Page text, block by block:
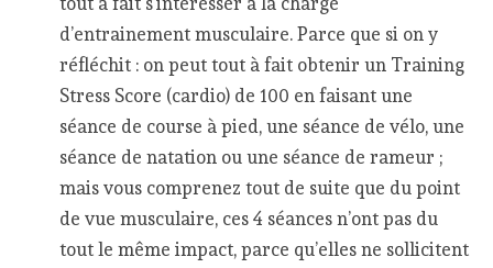
d’entrainement musculaire. Parce que si on y
réfléchit : on peut tout à fait obtenir un Training
Stress Score (cardio) de 100 en faisant une
séance de course à pied, une séance de vélo, une
séance de natation ou une séance de rameur ;
mais vous comprenez tout de suite que du point
de vue musculaire, ces 4 séances n’ont pas du
tout le même impact, parce qu’elles ne sollicitent